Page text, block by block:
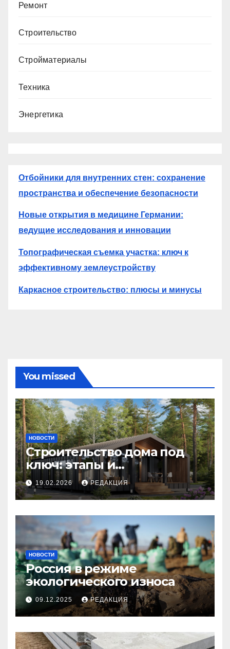
Ремонт
Строительство
Стройматериалы
Техника
Энергетика
Отбойники для внутренних стен: сохранение
пространства и обеспечение безопасности
Новые открытия в медицине Германии:
ведущие исследования и инновации
Топографическая съемка участка: ключ к
эффективному землеустройству
Каркасное строительство: плюсы и минусы
You missed
НОВОСТИ
Строительство дома под
ключ: этапы и
планирование бюджета
19.02.2026 РЕДАКЦИЯ
НОВОСТИ
Россия в режиме
экологического износа
09.12.2025 РЕДАКЦИЯ